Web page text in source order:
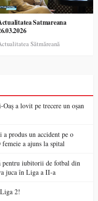
Satmareana
Sătmăreană
a lovit pe trecere un oșan
produs un accident pe o
a ajuns la spital
pentru iubitorii de fotbal din
juca în Liga a II-a
2!